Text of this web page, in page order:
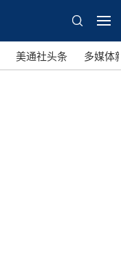
美通社头条 多媒体